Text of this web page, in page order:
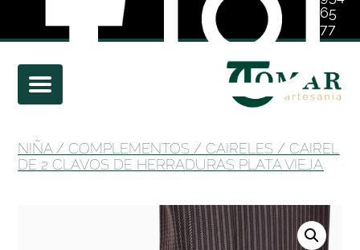
65
77
01
NIÑA /COMPLEMENTOS /CAIRELES / CAIREL
DE 2 CLAVOS DE HERRADURAS PLATA VIEJA